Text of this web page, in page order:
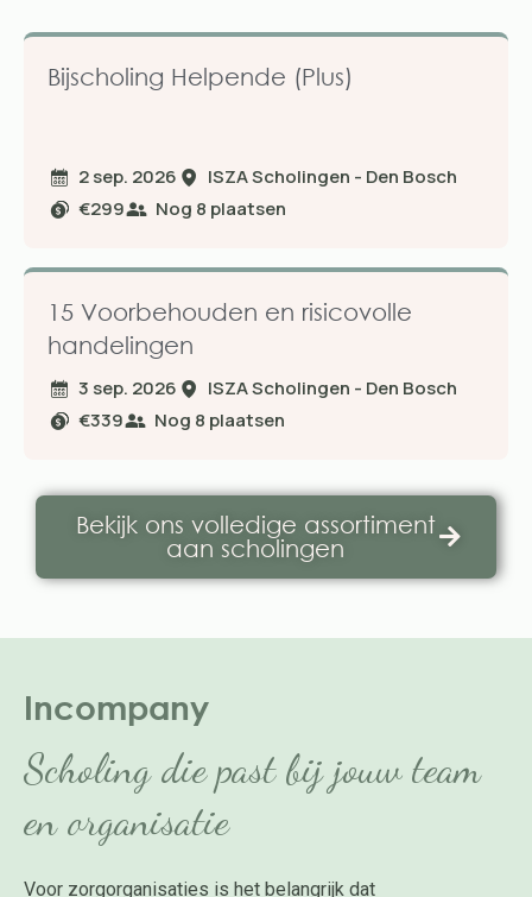
Bijscholing Helpende (Plus)
2 sep. 2026
ISZA Scholingen - Den Bosch
€299
Nog 8 plaatsen
15 Voorbehouden en risicovolle
handelingen
3 sep. 2026
ISZA Scholingen - Den Bosch
€339
Nog 8 plaatsen
Bekijk ons volledige assortiment
aan scholingen
Incompany
Scholing die past bij jouw team
en organisatie
Voor zorgorganisaties is het belangrijk dat